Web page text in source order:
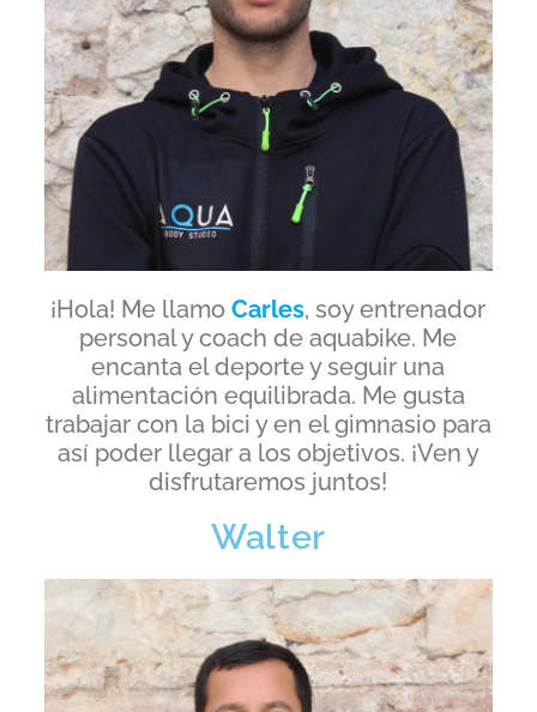
¡Hola! Me llamoCarles, soy entrenador
personal y coach de aquabike. Me
encanta el deporte y seguir una
alimentación equilibrada. Me gusta
trabajar con la bici y en el gimnasio para
así poder llegar a los objetivos. ¡Ven y
disfrutaremos juntos!
Walter